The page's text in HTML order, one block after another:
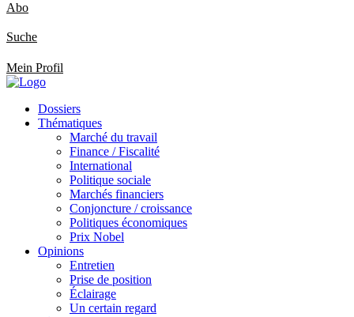
Abo
Suche
Mein Profil
Dossiers
Thématiques
Marché du travail
Finance / Fiscalité
International
Politique sociale
Marchés financiers
Conjoncture / croissance
Politiques économiques
Prix Nobel
Opinions
Entretien
Prise de position
Éclairage
Un certain regard